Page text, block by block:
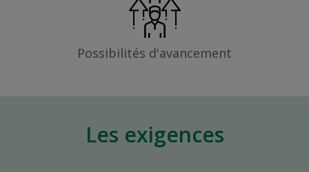
Possibilités d'avancement
Les exigences